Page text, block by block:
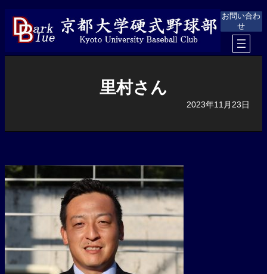
キ
お問い合わ
せ
里村さん
2023年11月23日